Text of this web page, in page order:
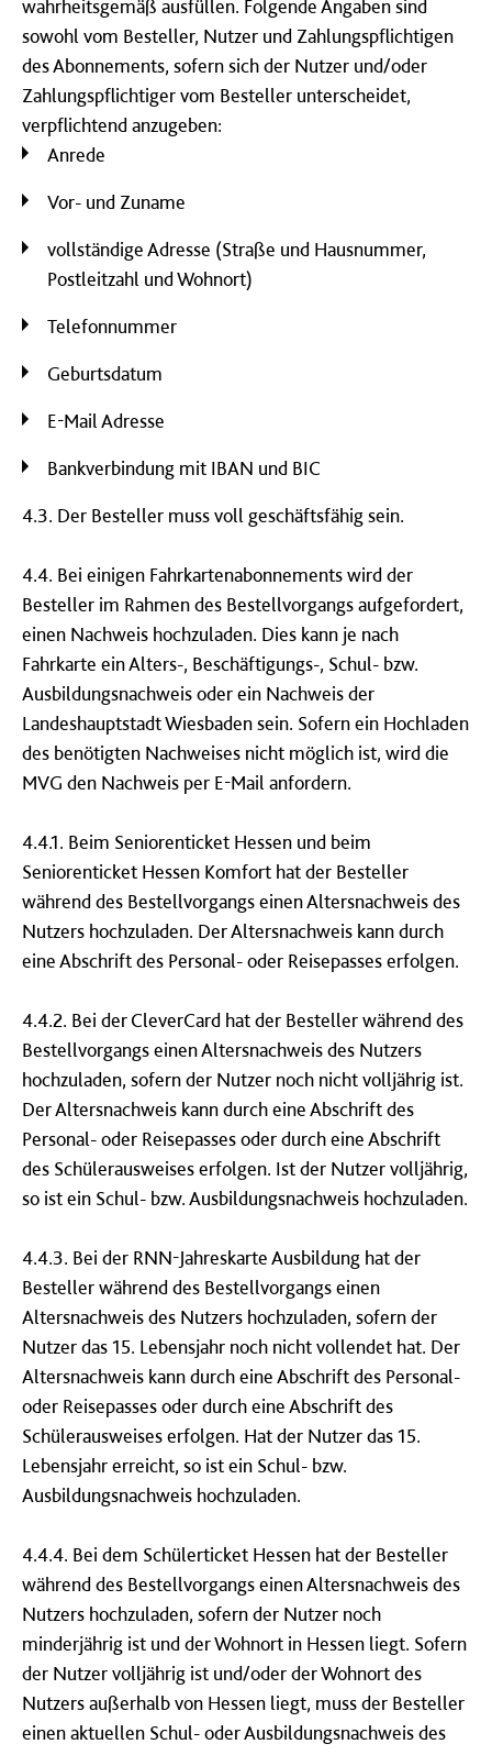
wahrheitsgemäß ausfüllen. Folgende Angaben sind
sowohl vom Besteller, Nutzer und Zahlungspflichtigen
des Abonnements, sofern sich der Nutzer und/oder
Zahlungspflichtiger vom Besteller unterscheidet,
verpflichtend anzugeben:
Anrede
Vor- und Zuname
vollständige Adresse (Straße und Hausnummer,
Postleitzahl und Wohnort)
Telefonnummer
Geburtsdatum
E-Mail Adresse
Bankverbindung mit IBAN und BIC
4.3. Der Besteller muss voll geschäftsfähig sein.
4.4. Bei einigen Fahrkartenabonnements wird der
Besteller im Rahmen des Bestellvorgangs aufgefordert,
einen Nachweis hochzuladen. Dies kann je nach
Fahrkarte ein Alters-, Beschäftigungs-, Schul- bzw.
Ausbildungsnachweis oder ein Nachweis der
Landeshauptstadt Wiesbaden sein. Sofern ein Hochladen
des benötigten Nachweises nicht möglich ist, wird die
MVG den Nachweis per E-Mail anfordern.
4.4.1. Beim Seniorenticket Hessen und beim
Seniorenticket Hessen Komfort hat der Besteller
während des Bestellvorgangs einen Altersnachweis des
Nutzers hochzuladen. Der Altersnachweis kann durch
eine Abschrift des Personal- oder Reisepasses erfolgen.
4.4.2. Bei der CleverCard hat der Besteller während des
Bestellvorgangs einen Altersnachweis des Nutzers
hochzuladen, sofern der Nutzer noch nicht volljährig ist.
Der Altersnachweis kann durch eine Abschrift des
Personal- oder Reisepasses oder durch eine Abschrift
des Schülerausweises erfolgen. Ist der Nutzer volljährig,
so ist ein Schul- bzw. Ausbildungsnachweis hochzuladen.
4.4.3. Bei der RNN-Jahreskarte Ausbildung hat der
Besteller während des Bestellvorgangs einen
Altersnachweis des Nutzers hochzuladen, sofern der
Nutzer das 15. Lebensjahr noch nicht vollendet hat. Der
Altersnachweis kann durch eine Abschrift des Personal-
oder Reisepasses oder durch eine Abschrift des
Schülerausweises erfolgen. Hat der Nutzer das 15.
Lebensjahr erreicht, so ist ein Schul- bzw.
Ausbildungsnachweis hochzuladen.
4.4.4. Bei dem Schülerticket Hessen hat der Besteller
während des Bestellvorgangs einen Altersnachweis des
Nutzers hochzuladen, sofern der Nutzer noch
minderjährig ist und der Wohnort in Hessen liegt. Sofern
der Nutzer volljährig ist und/oder der Wohnort des
Nutzers außerhalb von Hessen liegt, muss der Besteller
einen aktuellen Schul- oder Ausbildungsnachweis des